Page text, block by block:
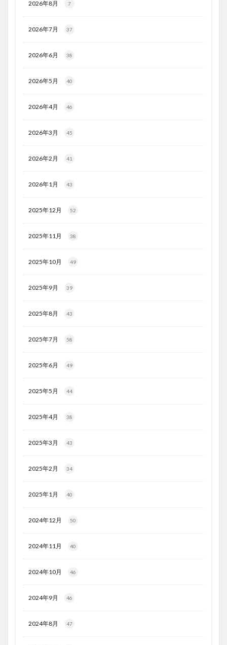
2026年8月 7
2026年7月 37
2026年6月 38
2026年5月 40
2026年4月 46
2026年3月 45
2026年2月 41
2026年1月 43
2025年12月 52
2025年11月 38
2025年10月 49
2025年9月 39
2025年8月 43
2025年7月 58
2025年6月 49
2025年5月 44
2025年4月 38
2025年3月 43
2025年2月 34
2025年1月 40
2024年12月 50
2024年11月 40
2024年10月 46
2024年9月 46
2024年8月 47